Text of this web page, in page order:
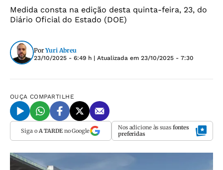
Medida consta na edição desta quinta-feira, 23, do
Diário Oficial do Estado (DOE)
Por Yuri Abreu
23/10/2025 - 6:49 h | Atualizada em 23/10/2025 - 7:30
OUÇA COMPARTILHE
Siga o A TARDEno Google Nos adicione às suas fontes
preferidas